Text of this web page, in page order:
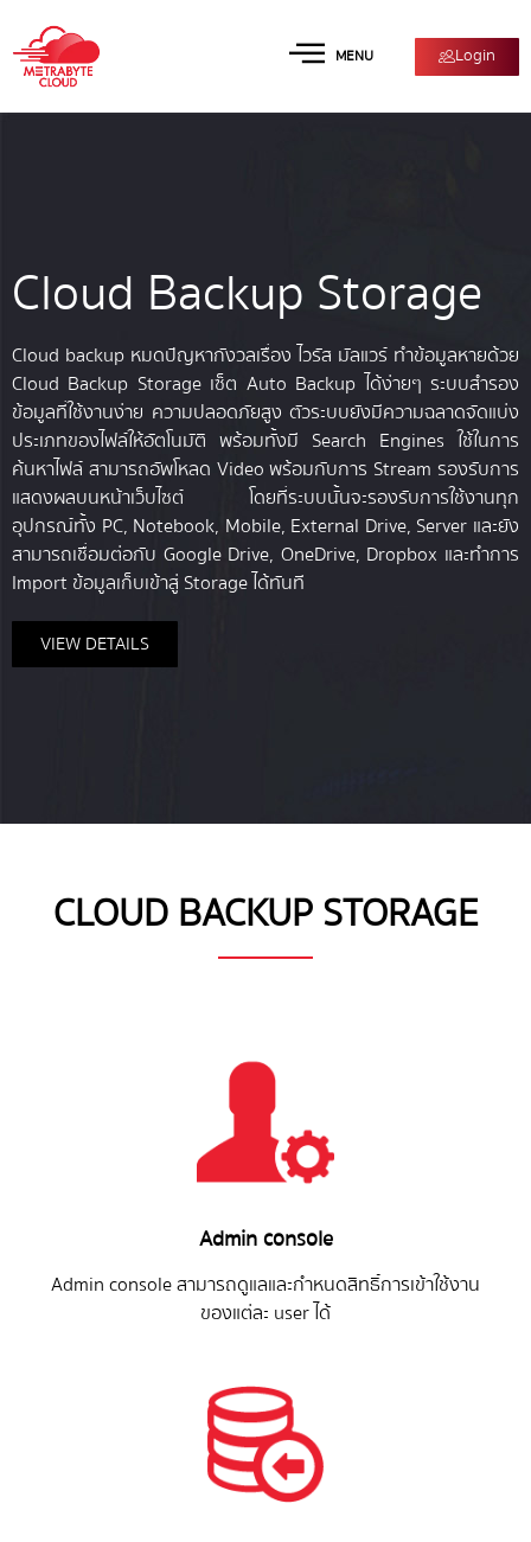
MENU Login
Cloud Backup Storage
Cloud backup หมดปัญหากังวลเรื่อง ไวรัส มัลแวร์ ทำข้อมูลหายด้วย
Cloud Backup Storage เซ็ต Auto Backup ได้ง่ายๆ ระบบสำรอง
ข้อมูลที่ใช้งานง่าย ความปลอดภัยสูง ตัวระบบยังมีความฉลาดจัดแบ่ง
ประเภทของไฟล์ให้อัตโนมัติ พร้อมทั้งมี Search Engines ใช้ในการ
ค้นหาไฟล์ สามารถอัพโหลด Video พร้อมกับการ Stream รองรับการ
แสดงผลบนหน้าเว็บไซต์ โดยที่ระบบนั้นจะรองรับการใช้งานทุก
อุปกรณ์ทั้ง PC, Notebook, Mobile, External Drive, Server และยัง
สามารถเชื่อมต่อกับ Google Drive, OneDrive, Dropbox และทำการ
Import ข้อมูลเก็บเข้าสู่ Storage ได้ทันที
VIEW DETAILS
CLOUD BACKUP STORAGE
Admin console
Admin console สามารถดูแลและกำหนดสิทธิ์การเข้าใช้งาน
ของแต่ละ user ได้